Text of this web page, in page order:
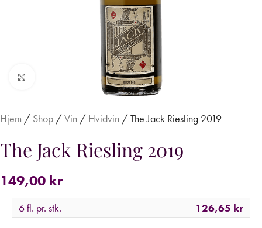
Hjem / Shop / Vin / Hvidvin / The Jack Riesling 2019
The Jack Riesling 2019
149,00 kr
6 fl. pr. stk. 126,65 kr